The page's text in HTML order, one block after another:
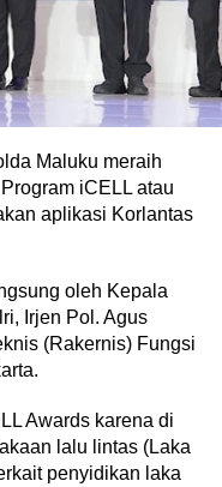
Maluku meraih
iCELL atau
aplikasi Korlantas
oleh Kepala
Irjen Pol. Agus
(Rakernis) Fungsi
Awards karena di
lalu lintas (Laka
penyidikan laka